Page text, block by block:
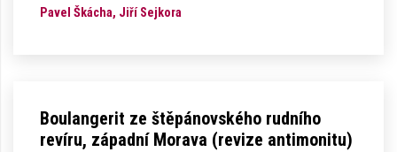
Pavel Škácha, Jiří Sejkora
Boulangerit ze štěpánovského rudního
revíru, západní Morava (revize antimonitu)